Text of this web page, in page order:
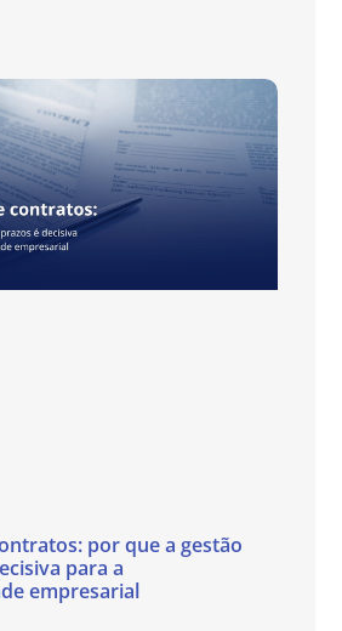
por que a gestão
para a
empresarial